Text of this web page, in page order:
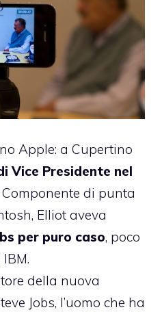
Apple: a Cupertino
Vice Presidente nel
Componente di punta
Elliot aveva
per puro caso, poco
della nuova
Jobs, l’uomo che ha